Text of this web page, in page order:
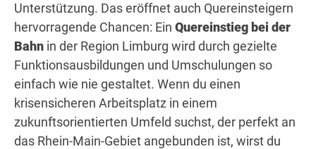
Unterstützung. Das eröffnet auch Quereinsteigern
hervorragende Chancen: Ein Quereinstieg bei der
Bahn in der Region Limburg wird durch gezielte
Funktionsausbildungen und Umschulungen so
einfach wie nie gestaltet. Wenn du einen
krisensicheren Arbeitsplatz in einem
zukunftsorientierten Umfeld suchst, der perfekt an
das Rhein-Main-Gebiet angebunden ist, wirst du